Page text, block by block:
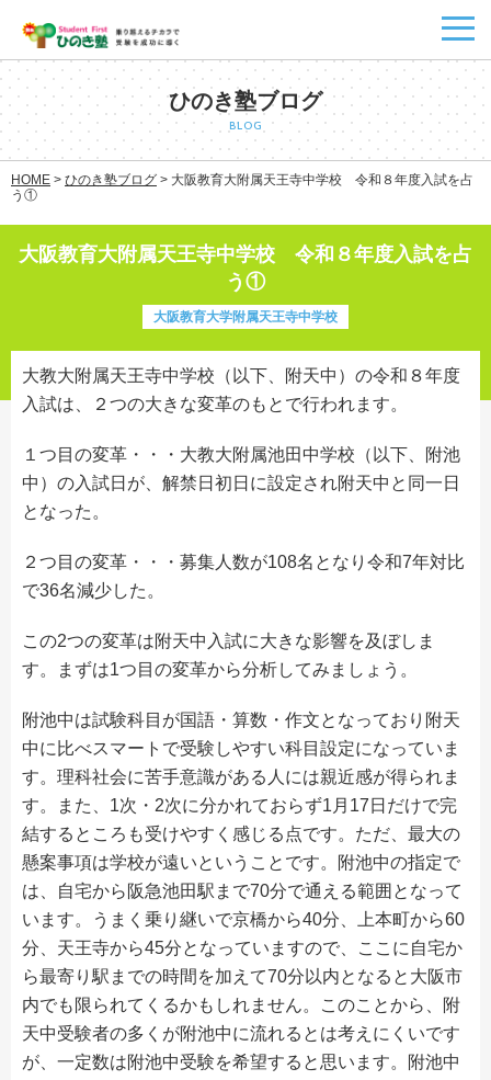
ひのき塾ブログ
BLOG
HOME > ひのき塾ブログ > 大阪教育大附属天王寺中学校 令和８年度入試を占
う①
大阪教育大附属天王寺中学校 令和８年度入試を占
う①
大阪教育大学附属天王寺中学校
大教大附属天王寺中学校（以下、附天中）の令和８年度
入試は、２つの大きな変革のもとで行われます。
１つ目の変革・・・大教大附属池田中学校（以下、附池
中）の入試日が、解禁日初日に設定され附天中と同一日
となった。
２つ目の変革・・・募集人数が108名となり令和7年対比
で36名減少した。
この2つの変革は附天中入試に大きな影響を及ぼしま
す。まずは1つ目の変革から分析してみましょう。
附池中は試験科目が国語・算数・作文となっており附天
中に比べスマートで受験しやすい科目設定になっていま
す。理科社会に苦手意識がある人には親近感が得られま
す。また、1次・2次に分かれておらず1月17日だけで完
結するところも受けやすく感じる点です。ただ、最大の
懸案事項は学校が遠いということです。附池中の指定で
は、自宅から阪急池田駅まで70分で通える範囲となって
います。うまく乗り継いで京橋から40分、上本町から60
分、天王寺から45分となっていますので、ここに自宅か
ら最寄り駅までの時間を加えて70分以内となると大阪市
内でも限られてくるかもしれません。このことから、附
天中受験者の多くが附池中に流れるとは考えにくいです
が、一定数は附池中受験を希望すると思います。附池中